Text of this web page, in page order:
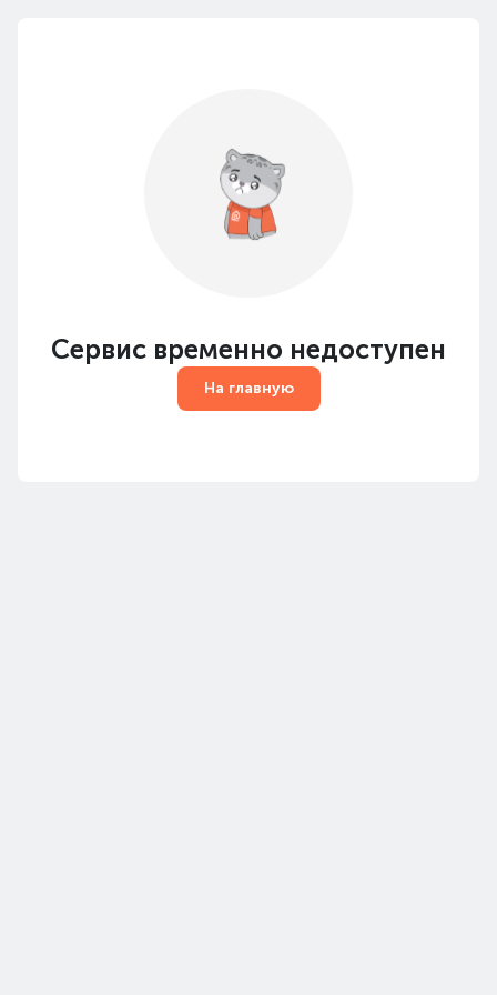
Сервис временно недоступен
На главную